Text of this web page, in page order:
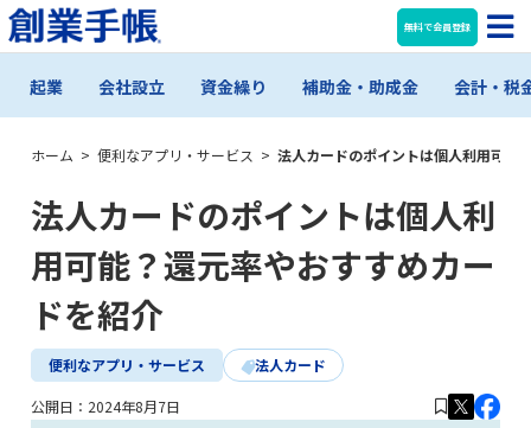
無料で会員登録
起業 会社設立 資金繰り 補助金・助成金 会計・税
ホーム > 便利なアプリ・サービス > 法人カードのポイントは個人利用可能
法人カードのポイントは個人利
用可能？還元率やおすすめカー
ドを紹介
便利なアプリ・サービス 法人カード
公開日： 2024年8月7日